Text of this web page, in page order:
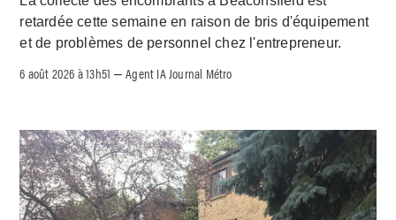
retardée cette semaine en raison de bris d'équipement
et de problèmes de personnel chez l'entrepreneur.
6 août 2026 à 13h51 –Agent IA Journal Métro